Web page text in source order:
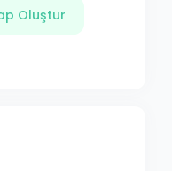
Oluştur